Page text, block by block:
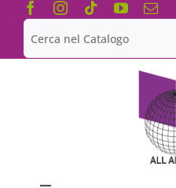
Salta
contenuto
Cerca
per: